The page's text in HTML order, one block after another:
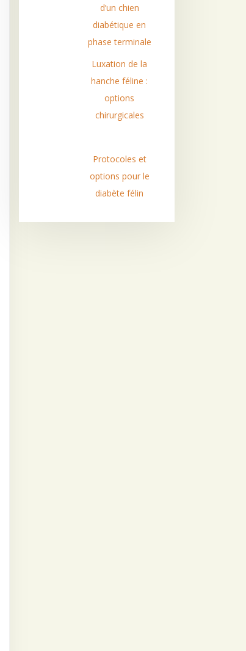
d’un chien
diabétique en
phase terminale
Luxation de la
hanche féline :
options
chirurgicales
Protocoles et
options pour le
diabète félin